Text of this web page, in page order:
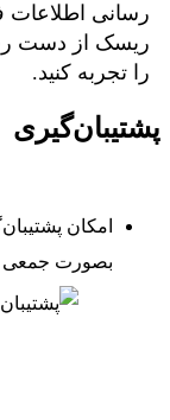
رسانی
را تجربه کنید.
پشتیبان‌گیری
امکان
بصورت جمعی